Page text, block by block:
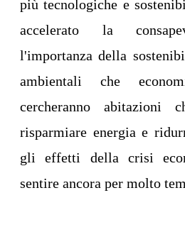
più tecnologiche e
accelerato la
l'importanza della
ambientali che
cercheranno abitazioni
risparmiare energia e
gli effetti della crisi
sentire ancora per molto